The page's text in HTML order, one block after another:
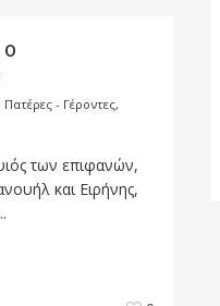
Πατέρες - Γέροντες,
των επιφανών,
και Ειρήνης,